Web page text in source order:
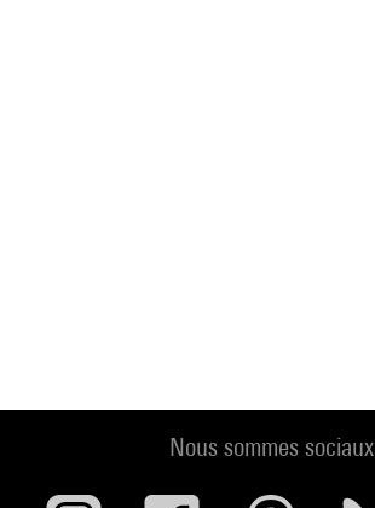
Nous sommes sociaux